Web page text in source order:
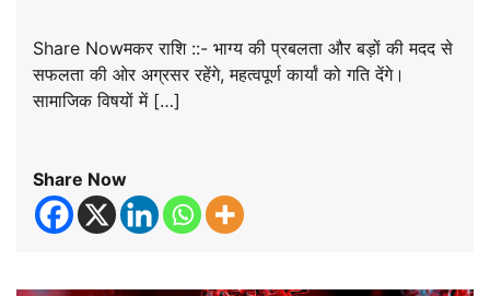
Share Nowमकर राशि ::- भाग्य की प्रबलता और बड़ों की मदद से
सफलता की ओर अग्रसर रहेंगे, महत्वपूर्ण कार्यां को गति देंगे।
सामाजिक विषयों में […]
Share Now